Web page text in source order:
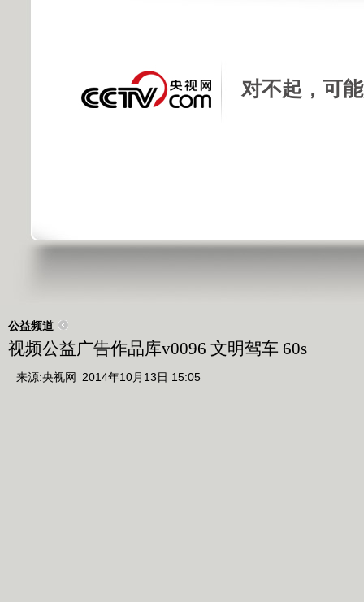
对不起，可
公益频道
视频公益广告作品库v0096 文明驾车 60s
来源:央视网 2014年10月13日 15:05